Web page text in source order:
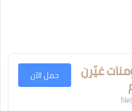
غيّرن حمل الآن